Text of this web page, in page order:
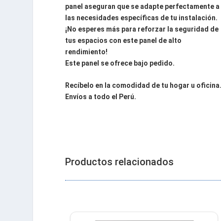
panel aseguran que se adapte perfectamente a
las necesidades específicas de tu instalación.
¡No esperes más para reforzar la seguridad de
tus espacios con este panel de alto
rendimiento!
Este panel se ofrece bajo pedido.
Recíbelo en la comodidad de tu hogar u oficina.
Envíos a todo el Perú.
Productos relacionados